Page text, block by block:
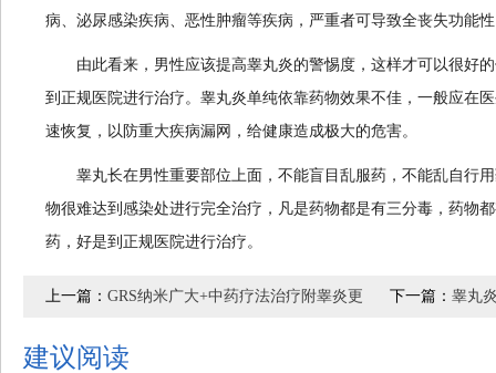
病、泌尿感染疾病、恶性肿瘤等疾病，严重者可导致全丧失功能
由此看来，男性应该提高睾丸炎的警惕度，这样才可以很好的
到正规医院进行治疗。睾丸炎单纯依靠药物效果不佳，一般应在
速恢复，以防重大疾病漏网，给健康造成极大的危害。
睾丸长在男性重要部位上面，不能盲目乱服药，不能乱自行用
物很难达到感染处进行完全治疗，凡是药物都是有三分毒，药物
药，好是到正规医院进行治疗。
上一篇： GRS纳米广大+中药疗法治疗附睾炎更 下一篇： 睾丸
建议阅读